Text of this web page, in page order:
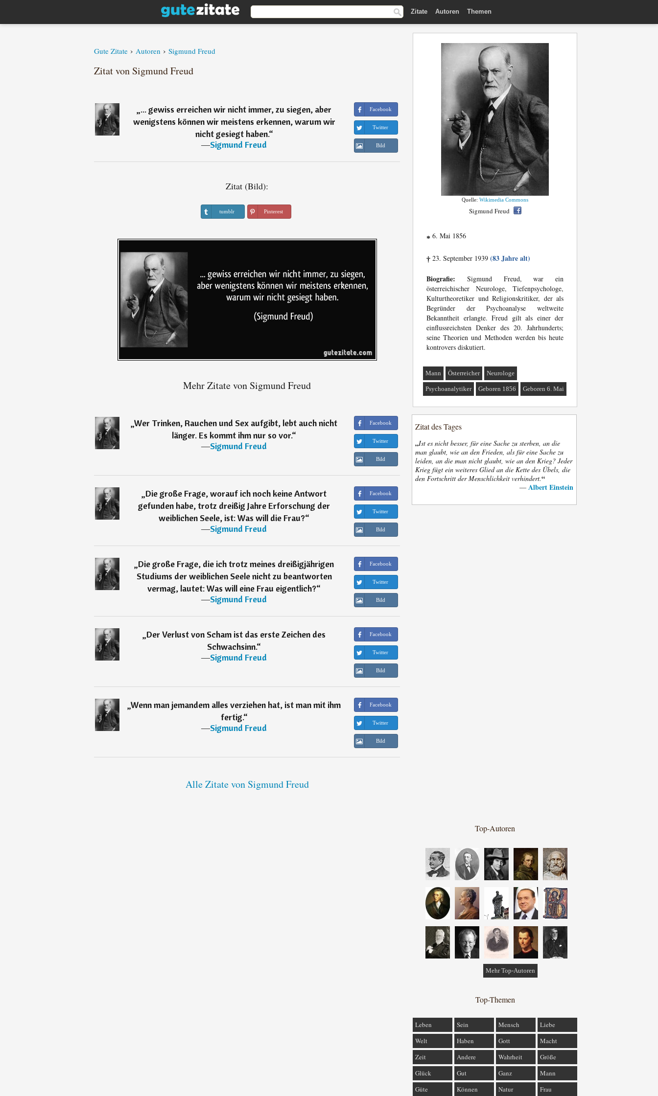
Zitate Autoren Themen
Gute Zitate › Autoren › Sigmund Freud
Zitat von Sigmund Freud
„... gewiss erreichen wir nicht immer, zu siegen, aber
wenigstens können wir meistens erkennen, warum wir
nicht gesiegt haben.“
―Sigmund Freud
Facebook
Twitter
Bild
Zitat (Bild):
tumblr Pinterest
Mehr Zitate von Sigmund Freud
„Wer Trinken, Rauchen und Sex aufgibt, lebt auch nicht
länger. Es kommt ihm nur so vor.“
―Sigmund Freud
Facebook
Twitter
Bild
„Die große Frage, worauf ich noch keine Antwort
gefunden habe, trotz dreißig Jahre Erforschung der
weiblichen Seele, ist: Was will die Frau?“
―Sigmund Freud
Facebook
Twitter
Bild
„Die große Frage, die ich trotz meines dreißigjährigen
Studiums der weiblichen Seele nicht zu beantworten
vermag, lautet: Was will eine Frau eigentlich?“
―Sigmund Freud
Facebook
Twitter
Bild
„Der Verlust von Scham ist das erste Zeichen des
Schwachsinn.“
―Sigmund Freud
Facebook
Twitter
Bild
„Wenn man jemandem alles verziehen hat, ist man mit ihm
fertig.“
―Sigmund Freud
Facebook
Twitter
Bild
Alle Zitate von Sigmund Freud
Quelle: Wikimedia Commons
Sigmund Freud
* 6. Mai 1856
† 23. September 1939 (83 Jahre alt)
Biografie: Sigmund Freud, war ein
österreichischer Neurologe, Tiefenpsychologe,
Kulturtheoretiker und Religionskritiker, der als
Begründer der Psychoanalyse weltweite
Bekanntheit erlangte. Freud gilt als einer der
einflussreichsten Denker des 20. Jahrhunderts;
seine Theorien und Methoden werden bis heute
kontrovers diskutiert.
Mann Österreicher Neurologe
Psychoanalytiker Geboren 1856 Geboren 6. Mai
Zitat des Tages
„Ist es nicht besser, für eine Sache zu sterben, an die
man glaubt, wie an den Frieden, als für eine Sache zu
leiden, an die man nicht glaubt, wie an den Krieg? Jeder
Krieg fügt ein weiteres Glied an die Kette des Übels, die
den Fortschritt der Menschlichkeit verhindert.“
— Albert Einstein
Top-Autoren
Mehr Top-Autoren
Top-Themen
Leben Sein Mensch
Liebe
Welt
Haben Gott
Macht
Zeit
Andere Wahrheit
Größe
Glück
Gut Ganz
Mann
Güte
Können Natur Frau